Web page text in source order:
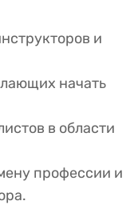
и
начать
в области
профессии и